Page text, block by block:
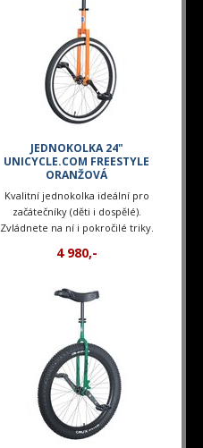
JEDNOKOLKA 24"
UNICYCLE.COM FREESTYLE
ORANŽOVÁ
Kvalitní jednokolka ideální pro
začátečníky (děti i dospělé).
Zvládnete na ní i pokročilé triky.
4 980,-